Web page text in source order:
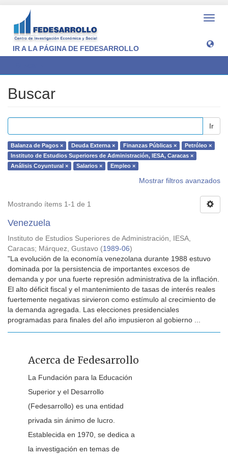
IR A LA PÁGINA DE FEDESARROLLO
Buscar
Ir
Balanza de Pagos × Deuda Externa × Finanzas Públicas ×
Petróleo ×
Instituto de Estudios Superiores de Administración, IESA, Caracas ×
Análisis Coyuntural ×
Salarios × Empleo ×
Mostrar filtros avanzados
Mostrando ítems 1-1 de 1
Venezuela
Instituto de Estudios Superiores de Administración, IESA,
Caracas; Márquez, Gustavo (1989-06)
"La evolución de la economía venezolana durante 1988 estuvo
dominada por la persistencia de importantes excesos de
demanda y por una fuerte represión administrativa de la inflación.
El alto déficit fiscal y el mantenimiento de tasas de interés reales
fuertemente negativas sirvieron como estímulo al crecimiento de
la demanda agregada. Las elecciones presidenciales
programadas para finales del año impusieron al gobierno ...
Acerca de Fedesarrollo
La Fundación para la Educación
Superior y el Desarrollo
(Fedesarrollo) es una entidad
privada sin ánimo de lucro.
Establecida en 1970, se dedica a
la investigación en temas de